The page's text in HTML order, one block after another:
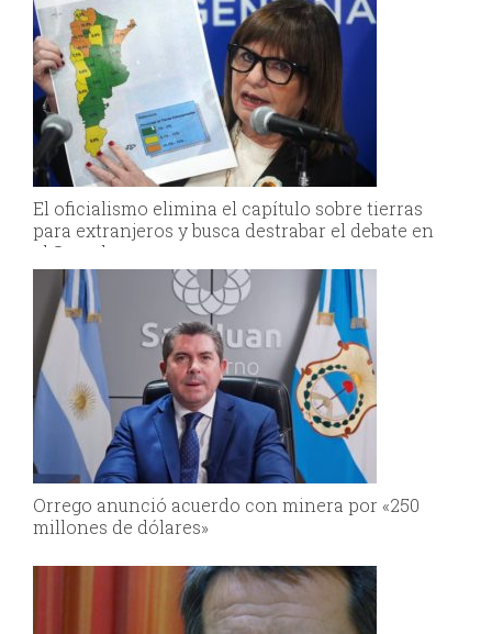
El oficialismo elimina el capítulo sobre tierras
para extranjeros y busca destrabar el debate en
el Senado
Orrego anunció acuerdo con minera por «250
millones de dólares»